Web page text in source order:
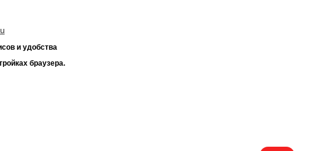
и удобства
браузера.